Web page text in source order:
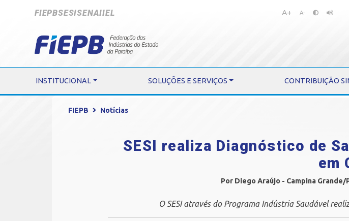
FIEPBSESISENAIIEL
Pular
Pular
A+ A-
INSTITUCIONAL SOLUÇÕES E SERVIÇOS CONTRIBUIÇÃO
FIEPB Notícias
SESI realiza Diagnóstico de
em
Por Diego Araújo - Campina Grande/
O SESI através do Programa Indústria Saudável